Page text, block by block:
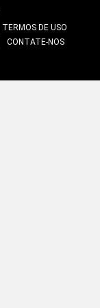
TERMOS DE USO
CONTATE-NOS